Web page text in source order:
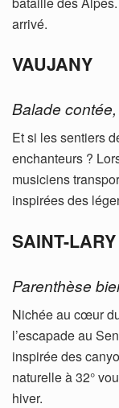
arrivé.
VAUJANY
Balade
Et si les sentiers
enchanteurs ?
musiciens
inspirées des
SAINT-LARY
Parenthèse
Nichée au cœur
l’escapade au
inspirée des
naturelle à 32°
hiver.